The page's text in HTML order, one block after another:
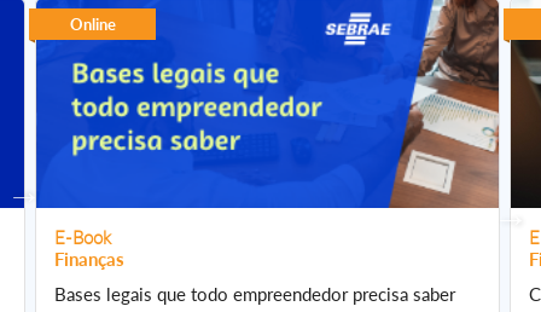
Online
E-Book
Finanças
Bases legais que todo empreendedor precisa saber